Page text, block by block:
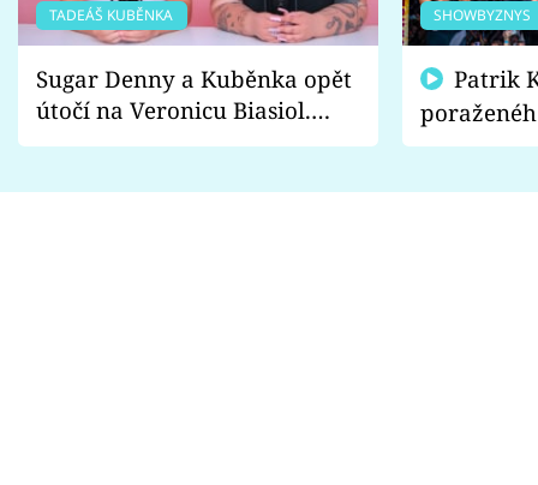
TADEÁŠ KUBĚNKA
Sugar Denny a Kuběnka opět
útočí na Veronicu Biasiol.
Proč je podle nich falešná a
SHOWBYZNYS
fanoušci